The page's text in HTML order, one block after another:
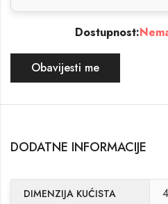
Dostupnost:
Obavijesti me
DODATNE INFORMACIJE
DIMENZIJA KUĆISTA